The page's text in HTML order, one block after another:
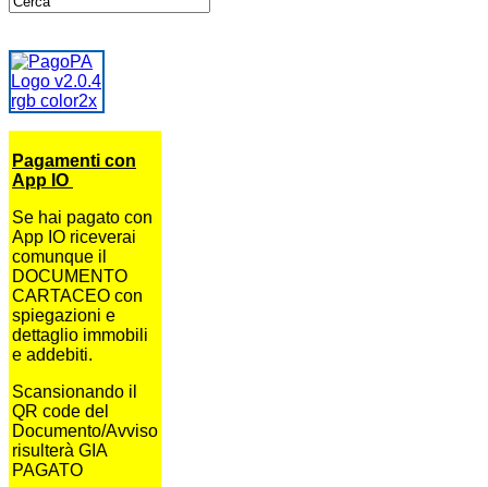
Pagamenti con
App IO
Se hai pagato con
App IO riceverai
comunque il
DOCUMENTO
CARTACEO con
spiegazioni e
dettaglio immobili
e addebiti.
Scansionando il
QR code del
Documento/Avviso
risulterà GIA
PAGATO